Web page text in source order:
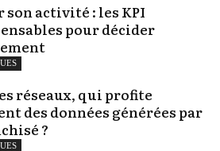
son activité : les KPI
pour décider
réseaux, qui profite
des données générées par
?